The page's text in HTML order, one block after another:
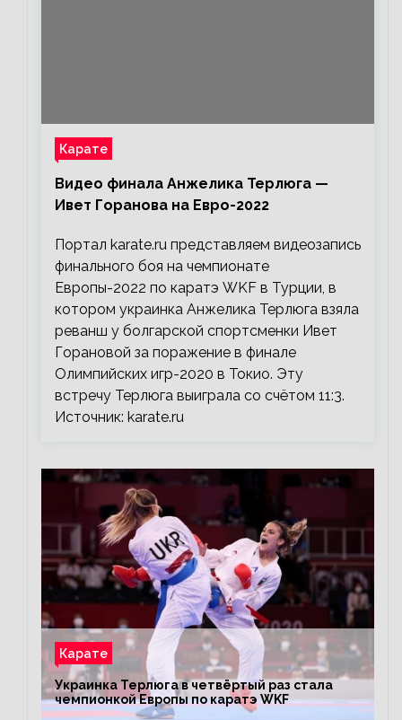
Карате
Видео финала Анжелика Терлюга —
Ивет Горанова на Евро-2022
Портал karate.ru представляем видеозапись
финального боя на чемпионате
Европы-2022 по каратэ WKF в Турции, в
котором украинка Анжелика Терлюга взяла
реванш у болгарской спортсменки Ивет
Горановой за поражение в финале
Олимпийских игр-2020 в Токио. Эту
встречу Терлюга выиграла со счётом 11:3.
Источник: karate.ru
Карате
Украинка Терлюга в четвёртый раз стала
чемпионкой Европы по каратэ WKF